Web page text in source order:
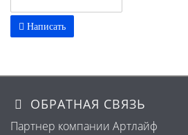
Написать
ОБРАТНАЯ СВЯЗЬ
Партнер компании Артлайф